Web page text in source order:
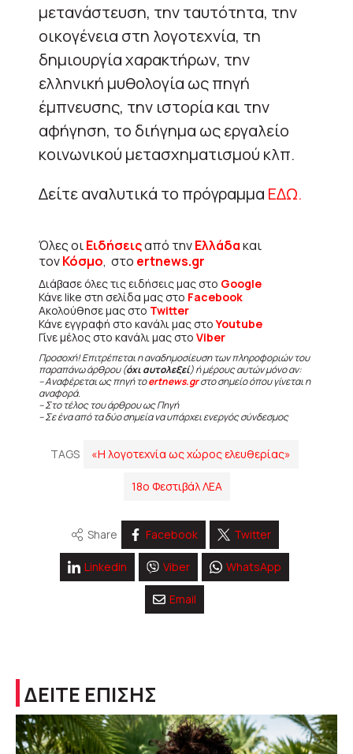
μετανάστευση, την ταυτότητα, την
οικογένεια στη λογοτεχνία, τη
δημιουργία χαρακτήρων, την
ελληνική μυθολογία ως πηγή
έμπνευσης, την ιστορία και την
αφήγηση, το διήγημα ως εργαλείο
κοινωνικού μετασχηματισμού κλπ.
Δείτε αναλυτικά το πρόγραμμα ΕΔΩ.
Όλες οιΕιδήσειςαπό τηνΕλλάδακαι
τονΚόσμο, στο ertnews.gr
Διάβασε όλες τις ειδήσεις μας στο Google
Κάνε like στη σελίδα μας στο Facebook
Ακολούθησε μας στο Twitter
Κάνε εγγραφή στο κανάλι μας στοYoutube
Γίνε μέλος στο κανάλι μας στο Viber
Προσοχή! Επιτρέπεται η αναδημοσίευση των πληροφοριών του
παραπάνω άρθρου (όχι αυτολεξεί) ή μέρους αυτών μόνο αν:
– Αναφέρεται ως πηγή τοertnews.grστο σημείο όπου γίνεται η
αναφορά.
– Στο τέλος του άρθρου ως Πηγή
– Σε ένα από τα δύο σημεία να υπάρχει ενεργός σύνδεσμος
TAGS «Η λογοτεχνία ως χώρος ελευθερίας»
18ο Φεστιβάλ ΛΕΑ
Share Facebook Twitter
Linkedin Viber WhatsApp
Email
ΔΕΙΤΕ ΕΠΙΣΗΣ